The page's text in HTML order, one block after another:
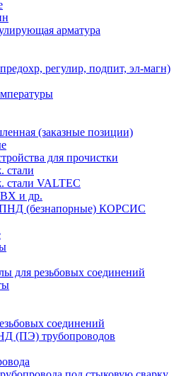
арматура
регулир, подпит, эл-магн)
(заказные позиции)
для прочистки
стали
стали VALTEC
и др.
ПНД (безнапорные) КОРСИС
для резьбовых соединений
соединений
(ПЭ) трубопроводов